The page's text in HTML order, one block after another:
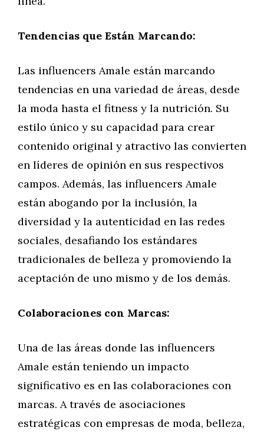
Tendencias que Están Marcando:
Las influencers Amale están marcando
tendencias en una variedad de áreas, desde
la moda hasta el fitness y la nutrición. Su
estilo único y su capacidad para crear
contenido original y atractivo las convierten
en líderes de opinión en sus respectivos
campos. Además, las influencers Amale
están abogando por la inclusión, la
diversidad y la autenticidad en las redes
sociales, desafiando los estándares
tradicionales de belleza y promoviendo la
aceptación de uno mismo y de los demás.
Colaboraciones con Marcas:
Una de las áreas donde las influencers
Amale están teniendo un impacto
significativo es en las colaboraciones con
marcas. A través de asociaciones
estratégicas con empresas de moda, belleza,